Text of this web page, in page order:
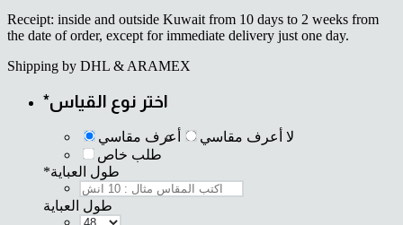
Receipt: inside and outside Kuwait from 10 days to 2 weeks from
the date of order, except for immediate delivery just one day.
Shipping by DHL & ARAMEX
*اختر نوع القياس
أعرف مقاسي
لا أعرف مقاسي
طلب خاص
*طول العباية
طول العباية